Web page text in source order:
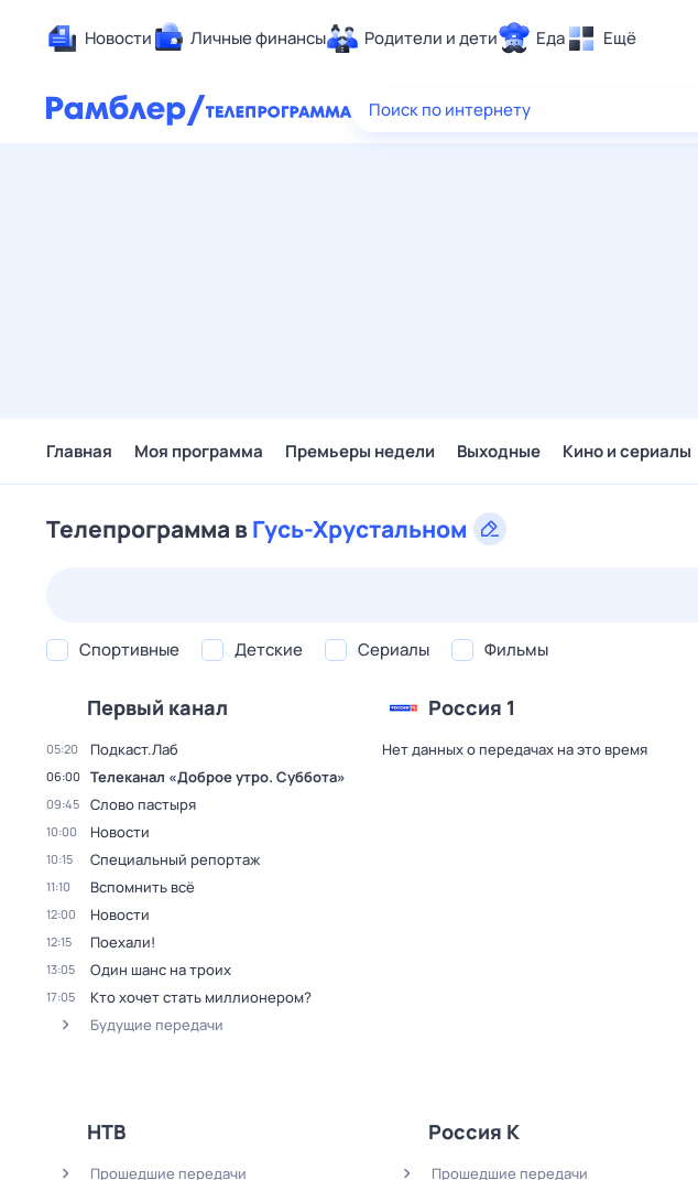
Новости Личные финансы Родители и дети Еда Ещё
Здоровье
Поиск по интернету
Главная Моя программа Премьеры недели Выходные Кино и сериалы
Телепрограмма вГусь-Хрустальном
Спортивные Детские Сериалы Фильмы
Первый канал
05:20 Подкаст.Лаб
06:00 Телеканал «Доброе утро. Суббота»
09:45 Слово пастыря
10:00 Новости
10:15 Специальный репортаж
11:10 Вспомнить всё
12:00 Новости
12:15 Поехали!
13:05 Один шанс на троих
17:05
Кто хочет стать миллионером?
Будущие передачи
Россия 1
Нет данных о передачах на это время
НТВ
Прошедшие передачи
Россия К
Прошедшие передачи